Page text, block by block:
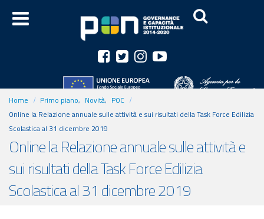
Home Primo piano, Novità, POC
Online la Relazione annuale sulle attività e sui risultati della Task Force Edilizia
Scolastica al 31 dicembre 2019
Online la Relazione annuale sulle attività e
sui risultati della Task Force Edilizia
Scolastica al 31 dicembre 2019